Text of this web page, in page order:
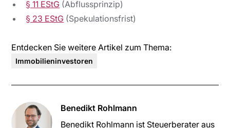
§ 11 EStG (Abflussprinzip)
§ 23 EStG (Spekulationsfrist)
Entdecken Sie weitere Artikel zum Thema:
Immobilieninvestoren
Benedikt Rohlmann
‍Benedikt Rohlmann ist Steuerberater aus